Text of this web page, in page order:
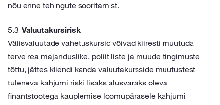
nõu enne tehingute sooritamist.
Valuutakursirisk
Välisvaluutade vahetuskursid võivad kiiresti muutuda
terve rea majanduslike, poliitiliste ja muude tingimuste
tõttu, jättes kliendi kanda valuutakursside muutustest
tuleneva kahjumi riski lisaks alusvaraks oleva
finantstootega kauplemise loomupärasele kahjumi